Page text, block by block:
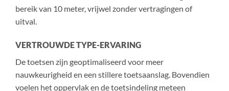
bereik van 10 meter, vrijwel zonder vertragingen of
uitval.
VERTROUWDE TYPE-ERVARING
De toetsen zijn geoptimaliseerd voor meer
nauwkeurigheid en een stillere toetsaanslag. Bovendien
voelen het oppervlak en de toetsindeling meteen